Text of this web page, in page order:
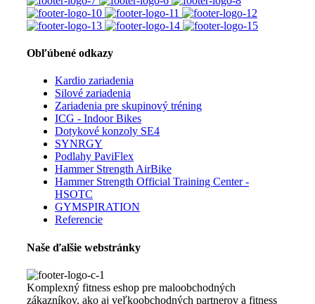
Obľúbené odkazy
Kardio zariadenia
Silové zariadenia
Zariadenia pre skupinový tréning
ICG - Indoor Bikes
Dotykové konzoly SE4
SYNRGY
Podlahy PaviFlex
Hammer Strength AirBike
Hammer Strength Official Training Center -
HSOTC
GYMSPIRATION
Referencie
Naše ďalšie webstránky
Komplexný fitness eshop pre maloobchodných
zákazníkov, ako aj veľkoobchodných partnerov a fitness